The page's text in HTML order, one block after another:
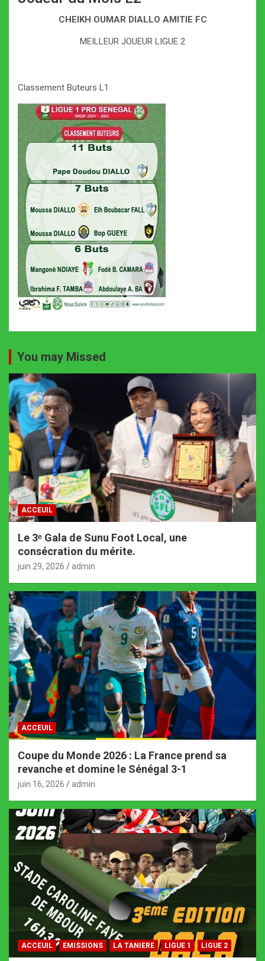
CHEIKH OUMAR DIALLO AMITIE FC
MEILLEUR JOUEUR LIGUE 2
Classement Buteurs L1
You may Missed
ACCEUIL
Le 3ᵉ Gala de Sunu Foot Local, une
consécration du mérite.
juin 29, 2026 admin
ACCEUIL
Coupe du Monde 2026 : La France prend sa
revanche et domine le Sénégal 3-1
juin 16, 2026 admin
ACCEUIL EMISSIONS LA TANIERE LIGUE 1 LIGUE 2